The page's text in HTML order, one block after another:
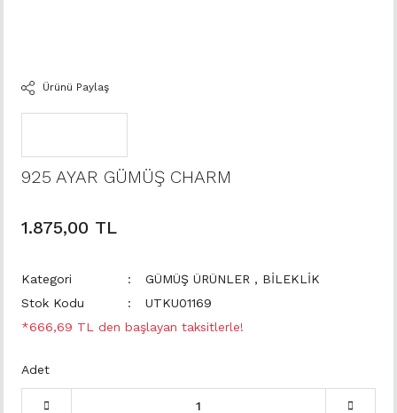
Ürünü Paylaş
925 AYAR GÜMÜŞ CHARM
1.875,00 TL
Kategori GÜMÜŞ ÜRÜNLER , BİLEKLİK
Stok Kodu
UTKU01169
*666,69 TL den başlayan taksitlerle!
Adet